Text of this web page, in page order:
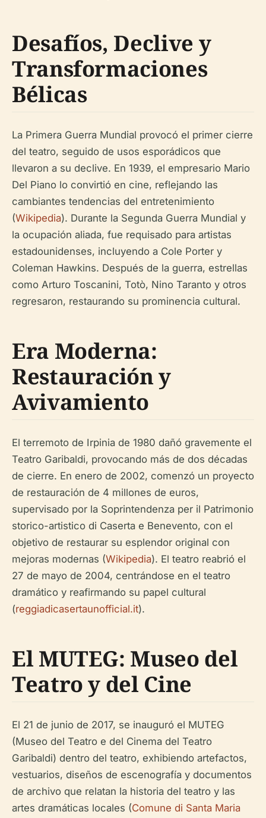
Desafíos, Declive y
Transformaciones
Bélicas
La Primera Guerra Mundial provocó el primer cierre
del teatro, seguido de usos esporádicos que
llevaron a su declive. En 1939, el empresario Mario
Del Piano lo convirtió en cine, reflejando las
cambiantes tendencias del entretenimiento
(Wikipedia). Durante la Segunda Guerra Mundial y
la ocupación aliada, fue requisado para artistas
estadounidenses, incluyendo a Cole Porter y
Coleman Hawkins. Después de la guerra, estrellas
como Arturo Toscanini, Totò, Nino Taranto y otros
regresaron, restaurando su prominencia cultural.
Era Moderna:
Restauración y
Avivamiento
El terremoto de Irpinia de 1980 dañó gravemente el
Teatro Garibaldi, provocando más de dos décadas
de cierre. En enero de 2002, comenzó un proyecto
de restauración de 4 millones de euros,
supervisado por la Soprintendenza per il Patrimonio
storico-artistico di Caserta e Benevento, con el
objetivo de restaurar su esplendor original con
mejoras modernas (Wikipedia). El teatro reabrió el
27 de mayo de 2004, centrándose en el teatro
dramático y reafirmando su papel cultural
(reggiadicasertaunofficial.it).
El MUTEG: Museo del
Teatro y del Cine
El 21 de junio de 2017, se inauguró el MUTEG
(Museo del Teatro e del Cinema del Teatro
Garibaldi) dentro del teatro, exhibiendo artefactos,
vestuarios, diseños de escenografía y documentos
de archivo que relatan la historia del teatro y las
artes dramáticas locales (Comune di Santa Maria